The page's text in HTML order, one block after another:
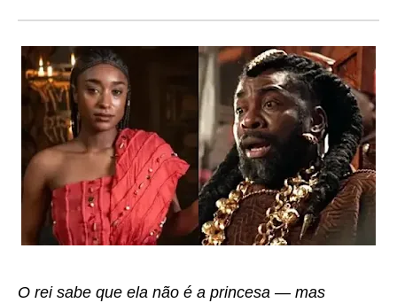
O rei sabe que ela não é a princesa — mas